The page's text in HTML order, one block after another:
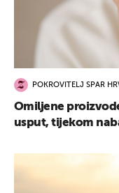
POKROVITELJ SPAR
Omiljene
usput, tijekom